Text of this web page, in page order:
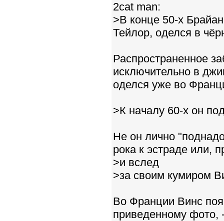
2cat man:
>В конце 50-х
Тейлор, оделся в
Распространенное
исключительно в
оделся уже во
>К началу 60-х он
Не он лично
рока к эстраде или,
>и вслед
>за своим кумиром
Во Франции Винс
приведенному фото,